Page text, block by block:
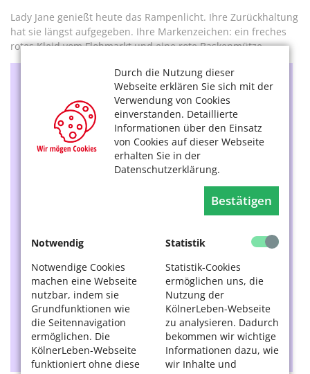
Durch die Nutzung dieser
Webseite erklären Sie sich mit der
Verwendung von Cookies
einverstanden. Detaillierte
Informationen über den Einsatz
von Cookies auf dieser Webseite
erhalten Sie in der
Datenschutzerklärung.
Bestätigen
Notwendig
Notwendige Cookies
machen eine Webseite
nutzbar, indem sie
Grundfunktionen wie
die Seitennavigation
ermöglichen. Die
KölnerLeben-Webseite
funktioniert ohne diese
Statistik
Statistik-Cookies
ermöglichen uns, die
Nutzung der
KölnerLeben-Webseite
zu analysieren. Dadurch
bekommen wir wichtige
Informationen dazu, wie
wir Inhalte und
Lady Jane genießt heute das Rampenlicht. Ihre Zurückhaltung
hat sie längst aufgegeben. Ihre Markenzeichen: ein freches
rotes Kleid vom Flohmarkt und eine rote Baskenmütze.
Wie sind die Altersgruppen und
Geschlechterrollen in der DJ-Szene verteilt?
Gibt es heute mehr weibliche oder alte DJs?
Hintergrundwissen:
Die DJ-Szene ist international und noch immer stark
männlich geprägt. Weibliche DJs sind seit den späten
1960er Jahren in der Musikszene aktiv. In der Regel
sind es junge Frauen. Ältere Frauen sind rar, doch es
Wirginia Szmyt, Jahrgang 1937, die noch immer in
die Kinos kam („Vika!“). Für weibliche DJs ist in den
1990er Jahren der Begriff „DJane“ entstanden, der
mittlerweile als veraltet und sexistisch angesehen
wird. „DJ“ (Abkürzung von Discjockey) ist eine
geschlechtsneutrale Bezeichnung, den auch die
Ladys von Forever Fresh bevorzugen.